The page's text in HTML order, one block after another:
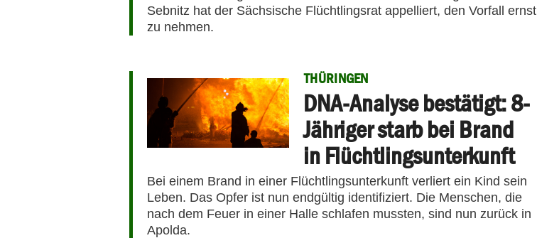
Sebnitz hat der Sächsische Flüchtlingsrat appelliert, den Vorfall ernst
zu nehmen.
THÜRINGEN
DNA-Analyse bestätigt: 8-
Jähriger starb bei Brand
in Flüchtlingsunterkunft
Bei einem Brand in einer Flüchtlingsunterkunft verliert ein Kind sein
Leben. Das Opfer ist nun endgültig identifiziert. Die Menschen, die
nach dem Feuer in einer Halle schlafen mussten, sind nun zurück in
Apolda.